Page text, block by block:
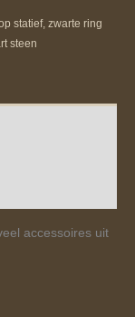
statief, zwarte ring
steen
accessoires uit